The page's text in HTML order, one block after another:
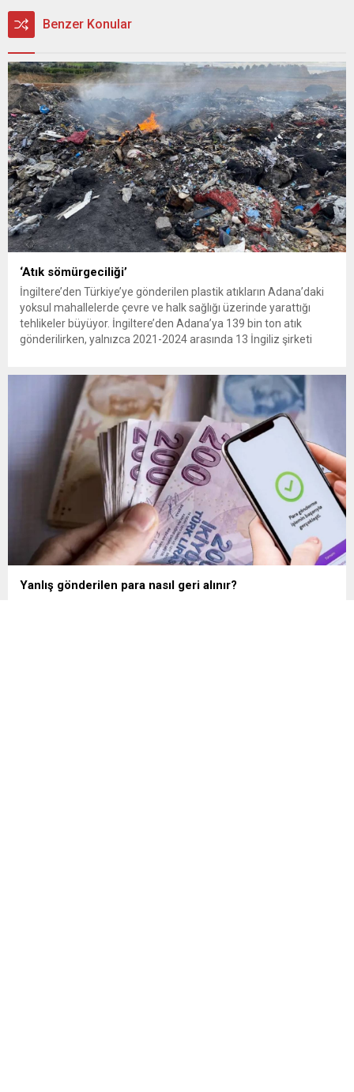
Benzer Konular
‘Atık sömürgeciliği’
İngiltere’den Türkiye’ye gönderilen plastik atıkların Adana’daki
yoksul mahallelerde çevre ve halk sağlığı üzerinde yarattığı
tehlikeler büyüyor. İngiltere’den Adana’ya 139 bin ton atık
gönderilirken, yalnızca 2021-2024 arasında 13 İngiliz şirketi
edilirken çiftçiler hava, su...
Yanlış gönderilen para nasıl geri alınır?